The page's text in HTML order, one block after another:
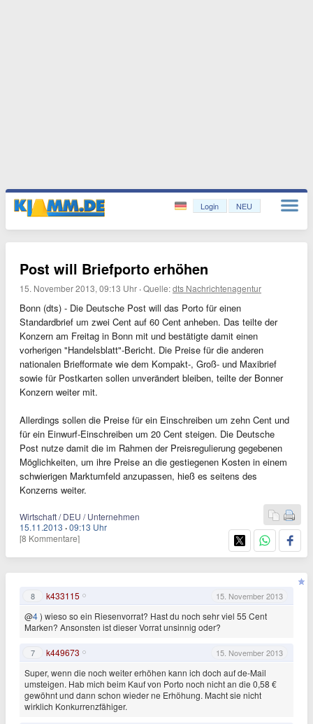
Login NEU
Post will Briefporto erhöhen
15. November 2013, 09:13 Uhr ·Quelle:dts Nachrichtenagentur
Bonn (dts) - Die Deutsche Post will das Porto für einen
Standardbrief um zwei Cent auf 60 Cent anheben. Das teilte der
Konzern am Freitag in Bonn mit und bestätigte damit einen
vorherigen "Handelsblatt"-Bericht. Die Preise für die anderen
nationalen Briefformate wie dem Kompakt-, Groß- und Maxibrief
sowie für Postkarten sollen unverändert bleiben, teilte der Bonner
Konzern weiter mit.
Allerdings sollen die Preise für ein Einschreiben um zehn Cent und
für ein Einwurf-Einschreiben um 20 Cent steigen. Die Deutsche
Post nutze damit die im Rahmen der Preisregulierung gegebenen
Möglichkeiten, um ihre Preise an die gestiegenen Kosten in einem
schwierigen Marktumfeld anzupassen, hieß es seitens des
Konzerns weiter.
Wirtschaft / DEU / Unternehmen
15.11.2013 ·09:13 Uhr
[8 Kommentare]
8 k433115 15. November 2013
@4) wieso so ein Riesenvorrat? Hast du noch sehr viel 55 Cent
Marken? Ansonsten ist dieser Vorrat unsinnig oder?
7 k449673 15. November 2013
Super, wenn die noch weiter erhöhen kann ich doch auf de-Mail
umsteigen. Hab mich beim Kauf von Porto noch nicht an die 0,58 €
gewöhnt und dann schon wieder ne Erhöhung. Macht sie nicht
wirklich Konkurrenzfähiger.